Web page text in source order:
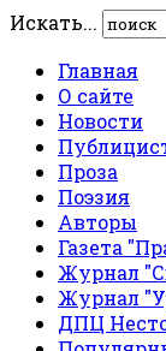
Искать...
Главная
О сайте
Новости
Проза
Поэзия
Авторы
Газета
Журнал
Журнал
ДПЦ